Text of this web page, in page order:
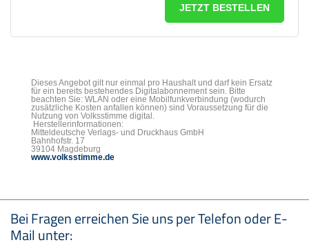
JETZT BESTELLEN
Dieses Angebot gilt nur einmal pro Haushalt und darf kein Ersatz
für ein bereits bestehendes Digitalabonnement sein. Bitte
beachten Sie: WLAN oder eine Mobilfunkverbindung (wodurch
zusätzliche Kosten anfallen können) sind Voraussetzung für die
Nutzung von Volksstimme digital.
Herstellerinformationen:
Mitteldeutsche Verlags- und Druckhaus GmbH
Bahnhofstr. 17
39104 Magdeburg
www.volksstimme.de
Seitenfußbereich
Bei Fragen erreichen Sie uns per Telefon oder E-
Mail unter: